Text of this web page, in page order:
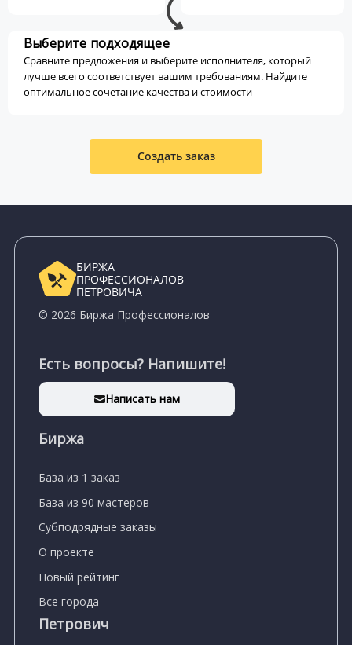
Выберите подходящее
Сравните предложения и выберите исполнителя, который
лучше всего соответствует вашим требованиям. Найдите
оптимальное сочетание качества и стоимости
Создать заказ
БИРЖА
ПРОФЕССИОНАЛОВ
ПЕТРОВИЧА
© 2026 Биржа Профессионалов
Есть вопросы? Напишите!
Написать нам
Биржа
База из 1 заказ
База из 90 мастеров
Субподрядные заказы
О проекте
Новый рейтинг
Все города
Петрович